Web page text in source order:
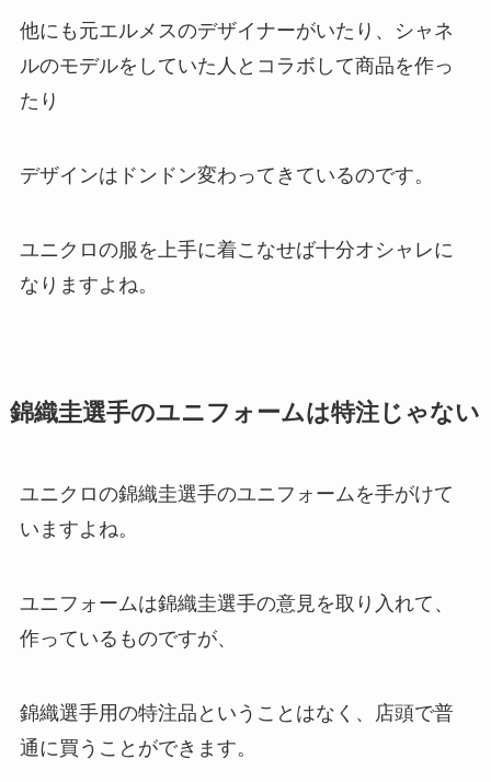
他にも元エルメスのデザイナーがいたり、シャネ
ルのモデルをしていた人とコラボして商品を作っ
たり
デザインはドンドン変わってきているのです。
ユニクロの服を上手に着こなせば十分オシャレに
なりますよね。
錦織圭選手のユニフォームは特注じゃない
ユニクロの錦織圭選手のユニフォームを手がけて
いますよね。
ユニフォームは錦織圭選手の意見を取り入れて、
作っているものですが、
錦織選手用の特注品ということはなく、店頭で普
通に買うことができます。